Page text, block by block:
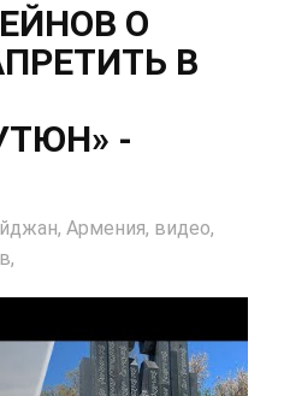
О
В
-
Армения, видео,